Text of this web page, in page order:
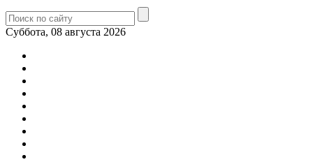
Суббота, 08 августа 2026